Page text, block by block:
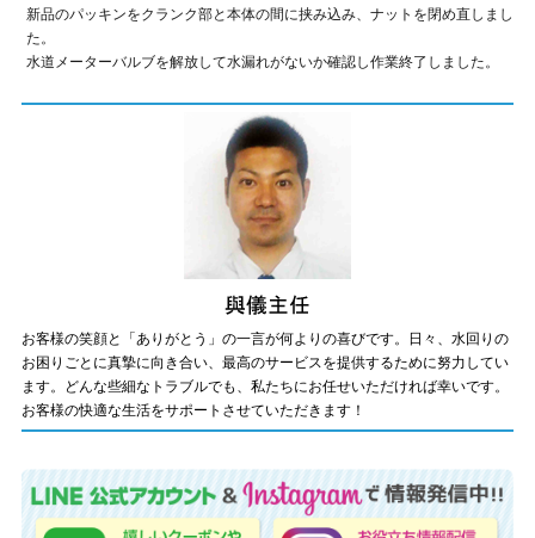
新品のパッキンをクランク部と本体の間に挟み込み、ナットを閉め直しまし
た。
水道メーターバルブを解放して水漏れがないか確認し作業終了しました。
お客様の笑顔と「ありがとう」の一言が何よりの喜びです。日々、水回りの
お困りごとに真摯に向き合い、最高のサービスを提供するために努力してい
ます。どんな些細なトラブルでも、私たちにお任せいただければ幸いです。
お客様の快適な生活をサポートさせていただきます！